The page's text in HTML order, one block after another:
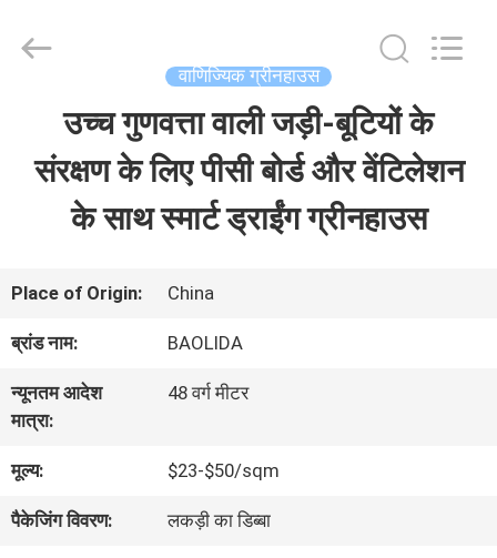
उत्पादों
वीआर
शो
हमारे
बारे
में
Fittings
Reserved.
वाणिज्यिक ग्रीनहाउस
उच्च गुणवत्ता वाली जड़ी-बूटियों के
संरक्षण के लिए पीसी बोर्ड और वेंटिलेशन
के साथ स्मार्ट ड्राईंग ग्रीनहाउस
Place of Origin: China
ब्रांड नाम: BAOLIDA
न्यूनतम आदेश
मात्रा:
48 वर्ग मीटर
मूल्य: $23-$50/sqm
पैकेजिंग विवरण: लकड़ी का डिब्बा